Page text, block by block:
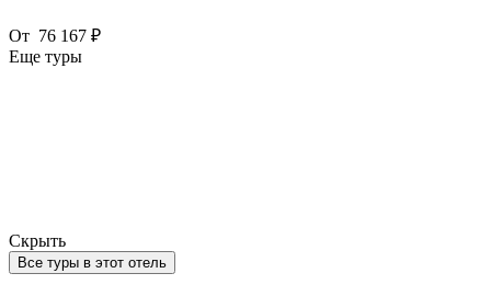
От 76 167 ₽
Еще туры
Скрыть
Все туры в этот отель